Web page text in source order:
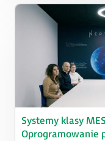
Sterowanie i
Systemy klasy
Systemy klasy
Systemy klasy
Systemy klasy MES
Oprogramowanie